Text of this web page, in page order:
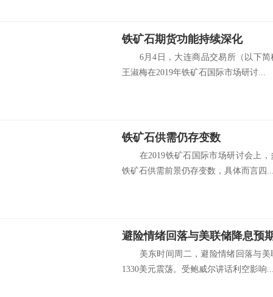
铁矿石期货功能持续深化
6月4日，大连商品交易所（以下简
王淑梅在2019年铁矿石国际市场研讨...
铁矿石供需仍存变数
在2019铁矿石国际市场研讨会上，
铁矿石供需前景仍存变数，具体而言四
避险情绪回落与美联储降息预
美东时间周二，避险情绪回落与美
1330美元震荡。受鲍威尔讲话利空影响